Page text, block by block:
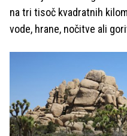
na tri tisoč kvadratnih
vode, hrane, nočitve ali